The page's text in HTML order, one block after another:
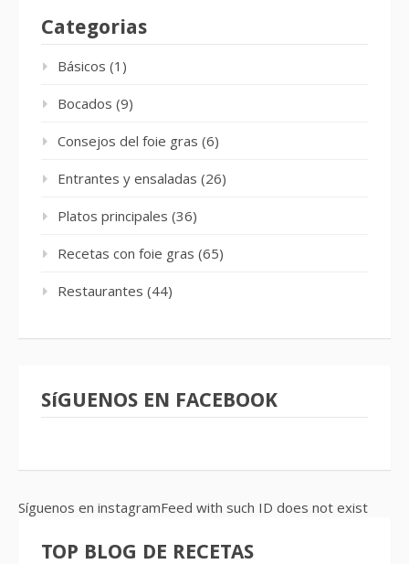
Categorias
Básicos (1)
Bocados (9)
Consejos del foie gras (6)
Entrantes y ensaladas (26)
Platos principales (36)
Recetas con foie gras (65)
Restaurantes (44)
SíGUENOS EN FACEBOOK
Síguenos en instagramFeed with such ID does not exist
TOP BLOG DE RECETAS